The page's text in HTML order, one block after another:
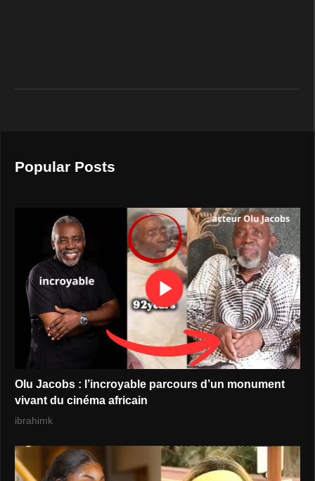
Popular Posts
Olu Jacobs : l’incroyable parcours d’un monument
vivant du cinéma africain
ibrahimk